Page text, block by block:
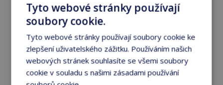
Tyto webové stránky používají
soubory cookie.
Tyto webové stránky používají soubory cookie ke
zlepšení uživatelského zážitku. Používáním našich
webových stránek souhlasíte se všemi soubory
cookie v souladu s našimi zásadami používání